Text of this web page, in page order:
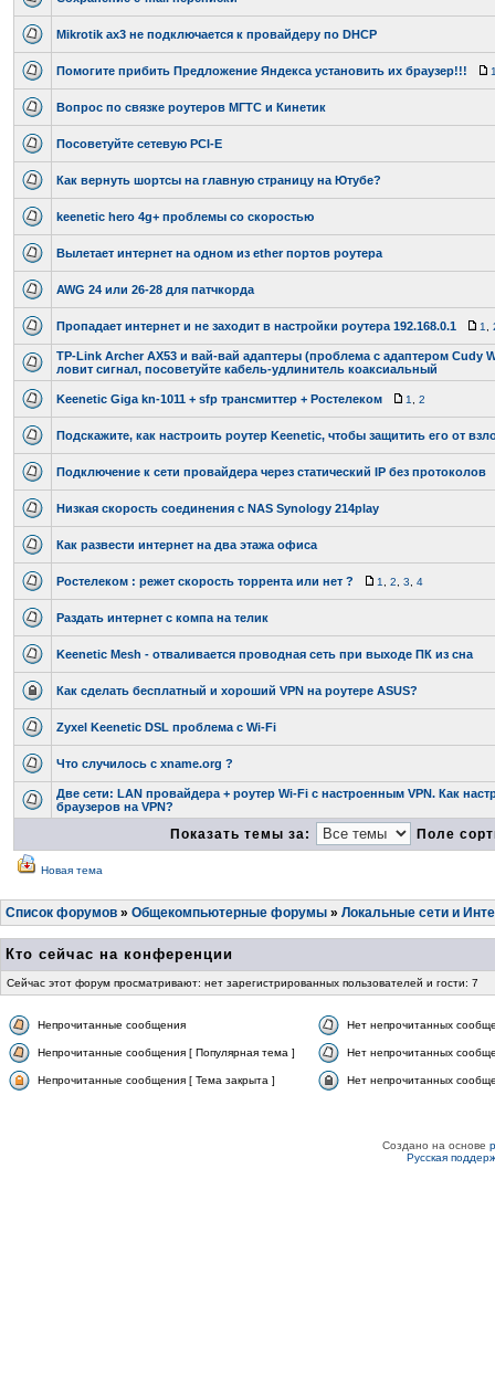
Mikrotik ax3 не подключается к провайдеру по DHCP
Помогите прибить Предложение Яндекса установить их браузер!!!
Вопрос по связке роутеров МГТС и Кинетик
Посоветуйте сетевую PCI-E
Как вернуть шортсы на главную страницу на Ютубе?
keenetic hero 4g+ проблемы со скоростью
Вылетает интернет на одном из ether портов роутера
AWG 24 или 26-28 для патчкорда
Пропадает интернет и не заходит в настройки роутера 192.168.0.1 1
TP-Link Archer AX53 и вай-вай адаптеры (проблема с адаптером Cudy
ловит сигнал, посоветуйте кабель-удлинитель коаксиальный
Keenetic Giga kn-1011 + sfp трансмиттер + Ростелеком 1 2
Подскажите, как настроить роутер Keenetic, чтобы защитить его от
Подключение к сети провайдера через статический IP без протоколов
Низкая скорость соединения с NAS Synology 214play
Как развести интернет на два этажа офиса
Ростелеком : режет скорость торрента или нет ? 1 2 3 4
Раздать интернет с компа на телик
Keenetic Mesh - отваливается проводная сеть при выходе ПК из сна
Как сделать бесплатный и хороший VPN на роутере ASUS?
Zyxel Keenetic DSL проблема с Wi-Fi
Что случилось с xname.org ?
Две сети: LAN провайдера + роутер Wi-Fi с настроенным VPN. Как
браузеров на VPN?
Показать темы за: Поле
Новая тема
Список форумов » Общекомпьютерные форумы » Локальные сети и
Кто сейчас на конференции
Сейчас этот форум просматривают: нет зарегистрированных пользователей и гости: 7
Непрочитанные сообщения Нет непрочитанных
Непрочитанные сообщения [ Популярная тема ] Нет непрочитанных
Непрочитанные сообщения [ Тема закрыта ] Нет непрочитанных
Создано на основе
Русская